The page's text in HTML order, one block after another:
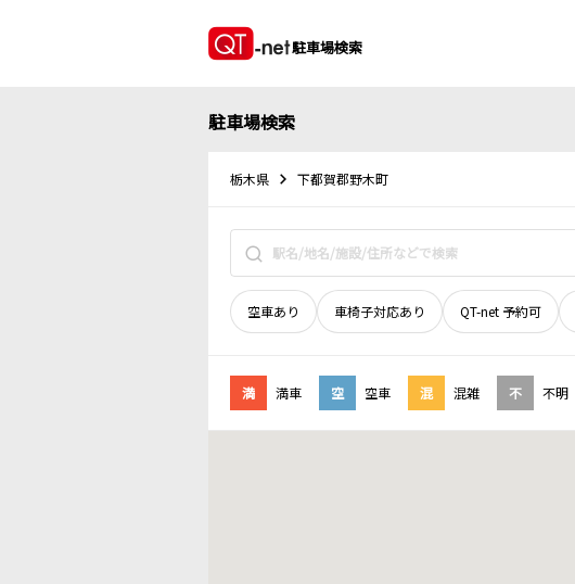
駐車場検索
駐車場検索
栃木県 下都賀郡野木町
空車あり 車椅子対応あり QT-net 予約可
満 満車 空 空車 混 混雑 不 不明